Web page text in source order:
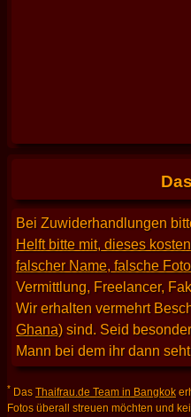
Bei Zuwiderhandlungen
Helft bitte mit, dieses
falscher Name, falsche
Vermittlung, Freelancer,
Wir erhalten vermehrt
Ghana)sind. Seid
Mann bei dem ihr dann
* Das Thaifrau.de Team in Bangkok
Fotos überall streuen möchten und